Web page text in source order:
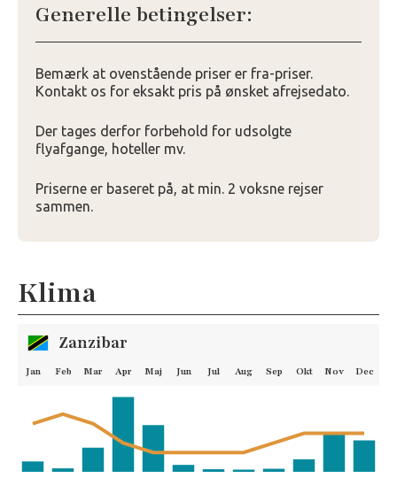
Generelle betingelser:
Bemærk at ovenstående priser er fra-priser.
Kontakt os for eksakt pris på ønsket afrejsedato.
Der tages derfor forbehold for udsolgte
flyafgange, hoteller mv.
Priserne er baseret på, at min. 2 voksne rejser
sammen.
Klima
Zanzibar
Jan Feb Mar Apr Maj Jun Jul Aug Sep Okt Nov Dec